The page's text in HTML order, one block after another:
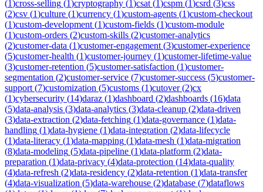
(1)cross-selling (1)cryptography (1)csat (1)cspm (1)csrd (3)css
(2)csv (1)culture (1)currency (1)custom-agents (1)custom-checkout
(1)custom-development (1)custom-fields (1)custom-module
(1)custom-orders (2)custom-skills (2)customer-analytics
(2)customer-data (1)customer-engagement (3)customer-experience
(5)customer-health (1)customer-journey (1)customer-lifetime-value
(3)customer-retention (5)customer-satisfaction (1)customer-
segmentation (2)customer-service (7)customer-success (5)customer-
support (7)customization (5)customs (1)cutover(2)cx
(1)cybersecurity (14)daraz (1)dashboard (2)dashboards (16)data
(5)data-analysis (3)data-analytics (3)data-cleanup (2)data-driven
(3)data-extraction (2)data-fetching (1)data-governance (1)data-
handling (1)data-hygiene (1)data-integration (2)data-lifecycle
(1)data-literacy (1)data-mapping (1)data-mesh (1)data-migration
(8)data-modeling (5)data-pipeline (1)data-platform (2)data-
preparation (1)data-privacy (4)data-protection (14)data-quality
(4)data-refresh (2)data-residency (2)data-retention (1)data-transfer
(4)data-visualization (5)data-warehouse (2)database (7)dataflows